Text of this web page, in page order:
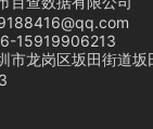
15919906213
市龙岗区坂田街道